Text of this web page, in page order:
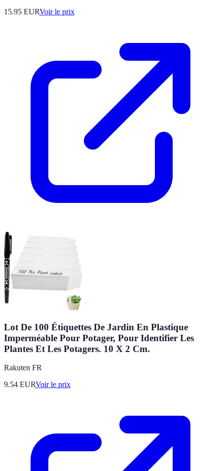
15.95 EURVoir le prix
Lot De 100 Étiquettes De Jardin En Plastique
Imperméable Pour Potager, Pour Identifier Les
Plantes Et Les Potagers. 10 X 2 Cm.
Rakuten FR
9.54 EURVoir le prix